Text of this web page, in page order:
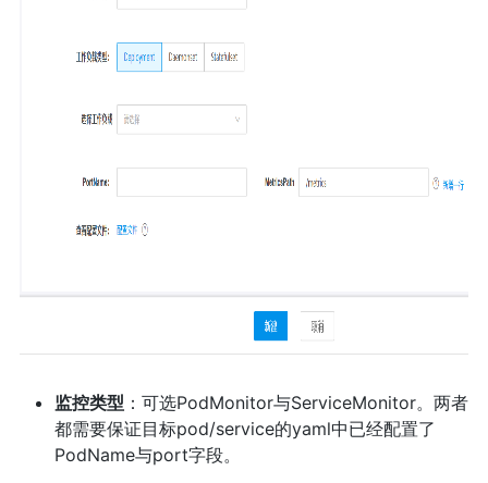
监控类型 ：可选PodMonitor与ServiceMonitor。两者
都需要保证目标pod/service的yaml中已经配置了
PodName与port字段。